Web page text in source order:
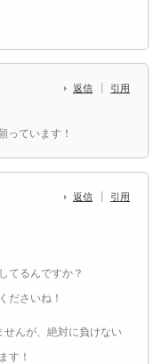
返信 引用
っています！
返信 引用
てるんですか？
ださいね！
んが、絶対に負けない
す！